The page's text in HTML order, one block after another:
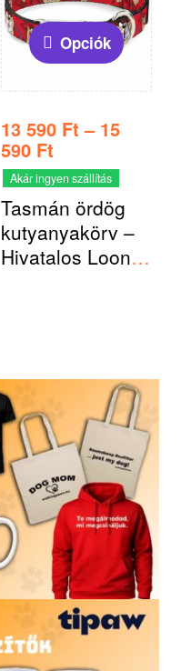
Opciók
13 590 Ft – 15
590 Ft
Akár ingyen szállítás
Tasmán ördög
kutyanyakörv –
Hivatalos Looney